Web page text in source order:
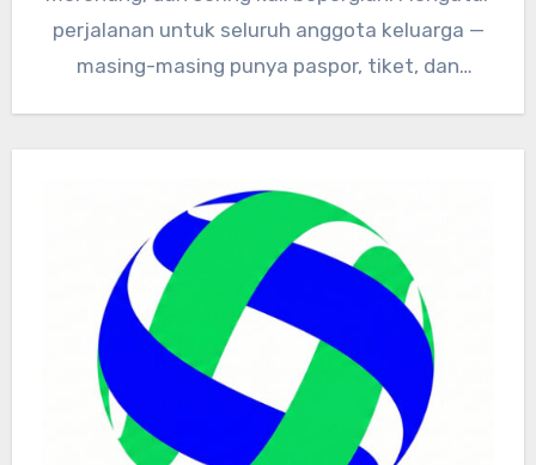
perjalanan untuk seluruh anggota keluarga —
masing-masing punya paspor, tiket, dan